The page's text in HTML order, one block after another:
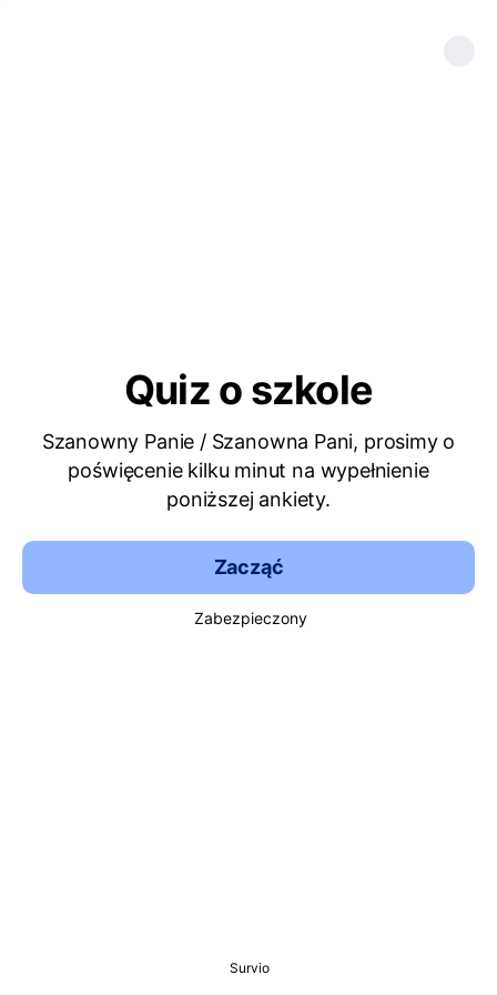
Quiz o szkole
Szanowny Panie / Szanowna Pani, prosimy o
poświęcenie kilku minut na wypełnienie
poniższej ankiety.
Zacząć
Zabezpieczony
Survio